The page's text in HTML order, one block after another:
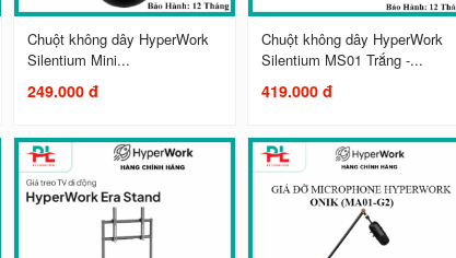
Chuột không dây HyperWork
Silentium Mini...
249.000 đ
Chuột không dây HyperWork
Silentium MS01 Trắng -...
419.000 đ